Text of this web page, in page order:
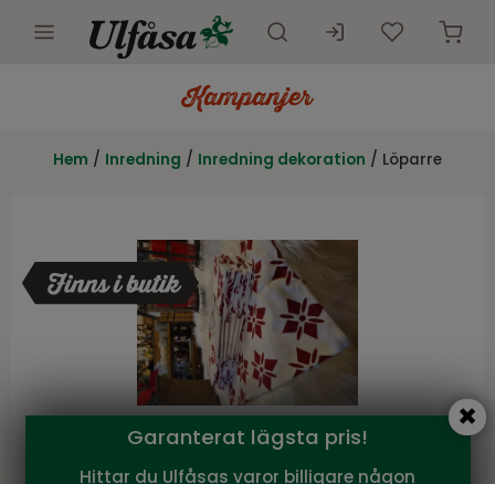
Presentkort
Butik
Kundtjänst
Kampanjer
Hem / Inredning / Inredning dekoration / Löparre
TILL HEMMET
Garanterat lägsta pris!
Hittar du Ulfåsas varor billigare någon